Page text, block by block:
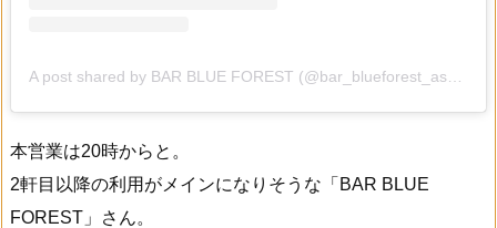
本営業は20時からと。
2軒目以降の利用がメインになりそうな「BAR BLUE
FOREST」さん。